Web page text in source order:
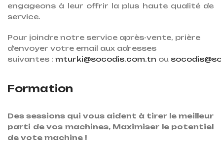
engageons à leur offrir la plus haute qualité de
service.
Pour joindre notre service après-vente, prière
d’envoyer votre email aux adresses
suivantes : mturki@socodis.com.tn ou
Formation
Des sessions qui vous aident à tirer le meilleur
parti de vos machines, Maximiser le potentiel
de vote machine !